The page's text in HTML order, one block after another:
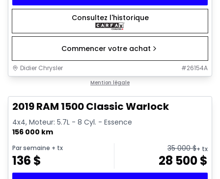
Consultez l'historique
Commencer votre achat
Didier Chrysler #26154A
Mention légale
2019 RAM 1500 Classic Warlock
4x4, Moteur: 5.7L - 8 Cyl. - Essence
156 000 km
Par semaine + tx
136 $
35 000$+ tx
28 500$